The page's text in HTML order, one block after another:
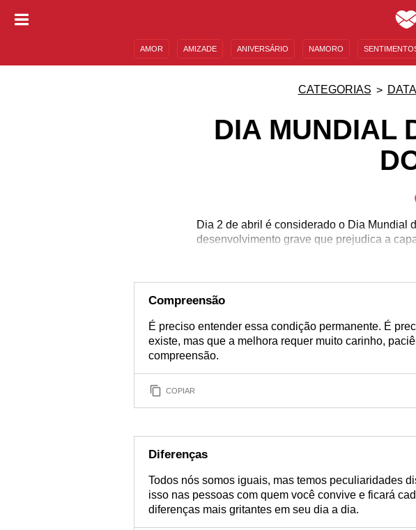
AMOR AMIZADE ANIVERSÁRIO NAMORO
CATEGORIAS
DIA MUNDIAL
Dia 2 de abril é considerado o Dia Mundial
desenvolvimento grave que prejudica a
por isso precisam de um
Compreensão
É preciso entender essa condição permanente. É
existe, mas que a melhora requer muito carinho,
compreensão.
COPIAR
Diferenças
Todos nós somos iguais, mas temos peculiaridades
isso nas pessoas com quem você convive e ficará
diferenças mais gritantes em seu dia a dia.